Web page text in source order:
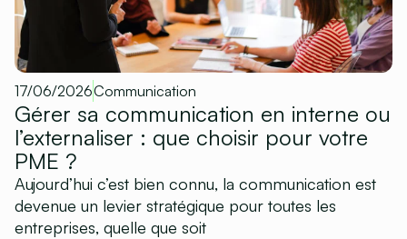
17/06/2026Communication
Gérer sa communication en interne ou
l’externaliser : que choisir pour votre
PME ?
Aujourd’hui c’est bien connu, la communication est
devenue un levier stratégique pour toutes les
entreprises, quelle que soit